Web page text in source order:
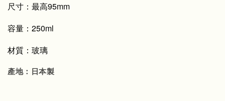
尺寸：最高95mm
容量：250ml
材質：玻璃
產地：日本製